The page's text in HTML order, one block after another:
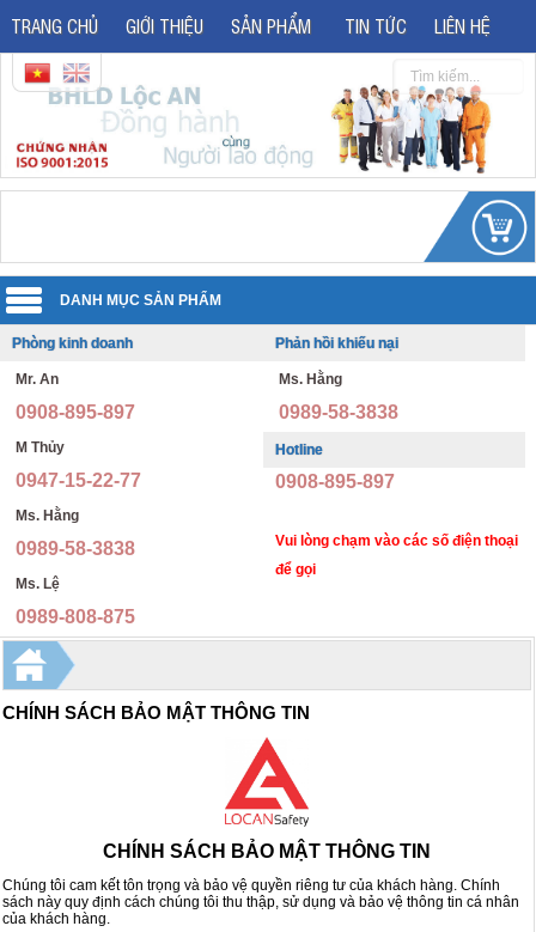
TRANG CHỦ GIỚI THIỆU SẢN PHẨM TIN TỨC LIÊN HỆ
CHÍNH SÁCH BẢO MẬT THÔNG TIN
CHÍNH SÁCH BẢO MẬT THÔNG TIN
Chúng tôi cam kết tôn trọng và bảo vệ quyền riêng tư của khách hàng. Chính
sách này quy định cách chúng tôi thu thập, sử dụng và bảo vệ thông tin cá nhân
của khách hàng.
Quần áo đồng phục
Đồng phục văn phòng
Đồng phục bảo vệ thông tư 08
Đồng phục y tế
Quần áo phòng dịch, y tế, phòng sạch
Đồng phục học sinh
Đồng phục nhà hàng, khách sạn, spa
Trang phục bảo vệ an ninh
Đồng phục áo thun
Quần kaki thời trang
Giày bảo hộ lao động
Giày bảo hộ nhập khẩu
Nón bảo hộ lao động
Ủng bảo hộ lao động
Kính bảo hộ lao động, mặt nạ hàn, kính hàn
Áo mưa cao cấp
Khẩu trang, mặt nạ chống độc
Ba lô túi xách
Thiết bị bảo hộ lao động khác
Phòng kinh doanh
Mr. An
0908-895-897
M Thủy
0947-15-22-77
Ms. Hằng
0989-58-3838
Ms. Lệ
0989-808-875
Phản hồi khiếu nại
Ms. Hằng
0989-58-3838
Hotline
0908-895-897
Vui lòng chạm vào các số điện thoại
để gọi